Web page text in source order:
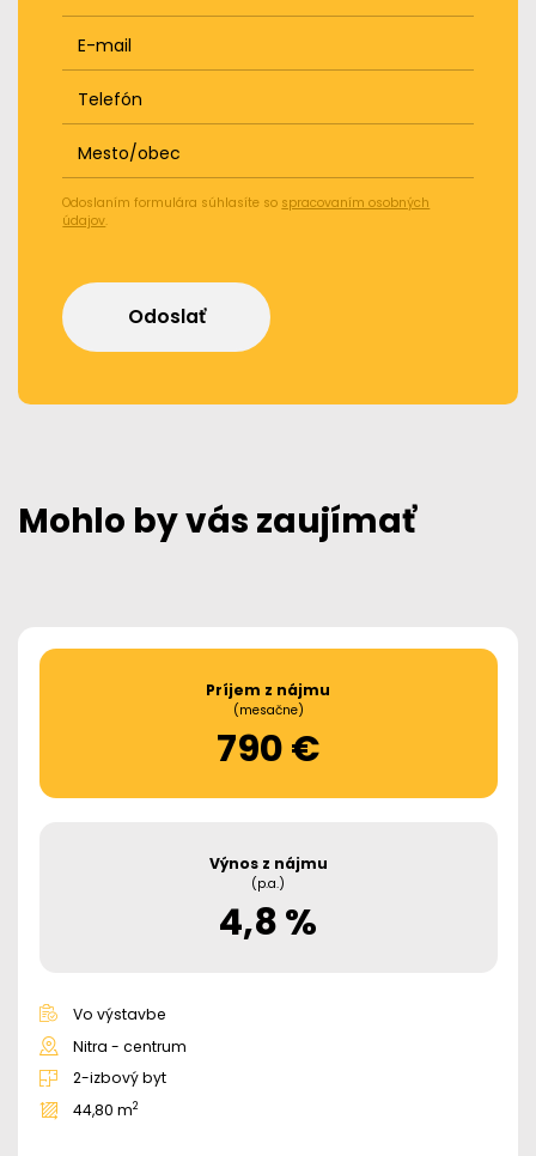
E-mail
Telefón
Mesto/obec
Odoslaním formulára súhlasíte so spracovaním osobných
údajov.
Odoslať
Mohlo by vás zaujímať
Príjem z nájmu
(mesačne)
790 €
Výnos z nájmu
(p.a.)
4,8 %
Vo výstavbe
Nitra - centrum
2-izbový byt
44,80 m2